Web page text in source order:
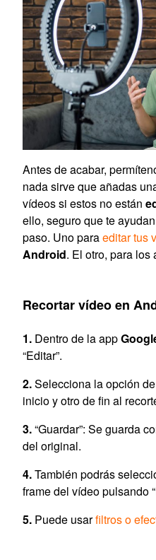
Antes de acabar,
nada sirve que añadas
vídeos si estos no están
ello, seguro que te
paso. Uno paraeditar tus
Android. El otro, para los
Recortar vídeo en
Dentro de la app
“Editar”.
Selecciona la opción
inicio y otro de fin al
“Guardar”: Se guarda
del original.
También podrás
frame del vídeo pulsando
Puede usarfiltros o